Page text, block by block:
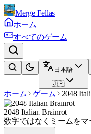
Merge Fellas
ホーム
すべてのゲーム
日本語
🇯🇵
ホーム ゲーム 2048
2048 Italian Brainrot
数字ではなくミームをマ